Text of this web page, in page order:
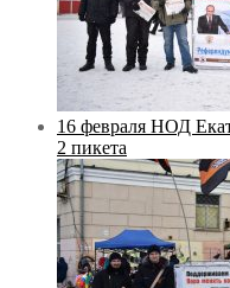
16 февраля НОД
2 пикета